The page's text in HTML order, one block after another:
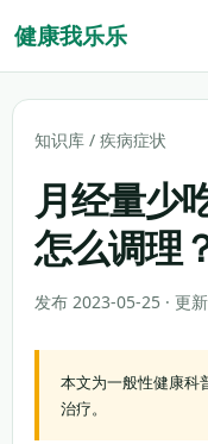
健康我乐乐
知识库 / 疾病症状
月经量少
怎么调理
发布 2023-05-25 · 更
本文为一般性健康科
治疗。